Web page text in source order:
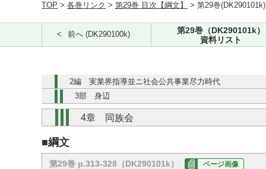
TOP > 各巻リンク > 第29巻 目次【綱文】 > 第29巻
前へ (DK290100k)
第29巻（DK290101k）
資料リスト
2編 実業界指導並ニ社会公共事業尽力時代
3部 身辺
4章 同族会
■綱文
第29巻 p.313-328（DK290101k） ページ画像